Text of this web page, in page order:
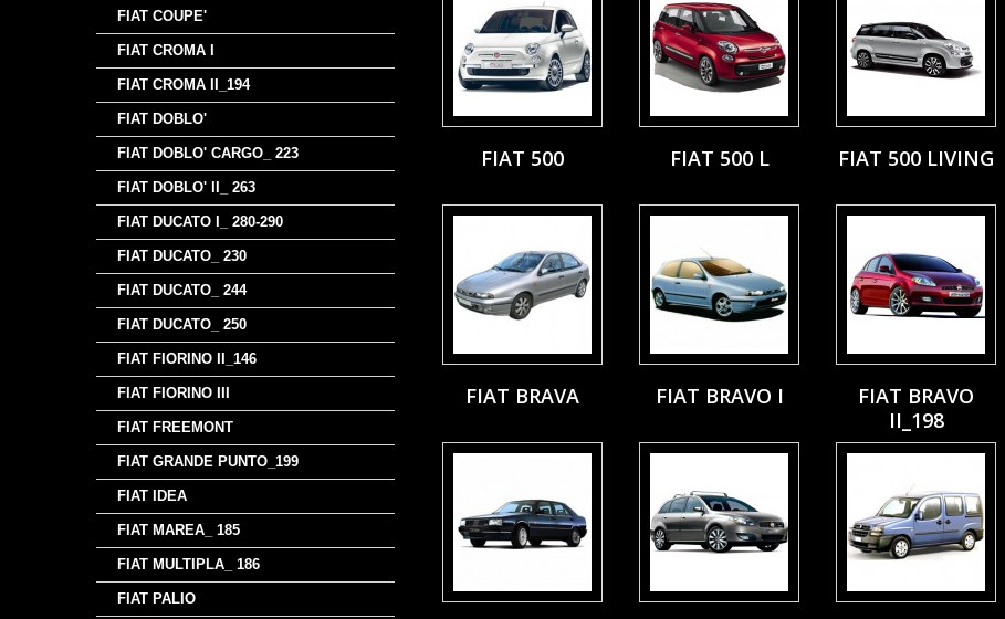
FIAT COUPE'
FIAT CROMA I
FIAT CROMA II_194
FIAT DOBLO'
FIAT DOBLO' CARGO_ 223
FIAT DOBLO' II_ 263
FIAT DUCATO I_ 280-290
FIAT DUCATO_ 230
FIAT DUCATO_ 244
FIAT DUCATO_ 250
FIAT FIORINO II_146
FIAT FIORINO III
FIAT FREEMONT
FIAT GRANDE PUNTO_199
FIAT IDEA
FIAT MAREA_ 185
FIAT MULTIPLA_ 186
FIAT PALIO
FIAT 500 FIAT 500 L FIAT 500 LIVING
FIAT BRAVA FIAT BRAVO I
FIAT BRAVO
II_198